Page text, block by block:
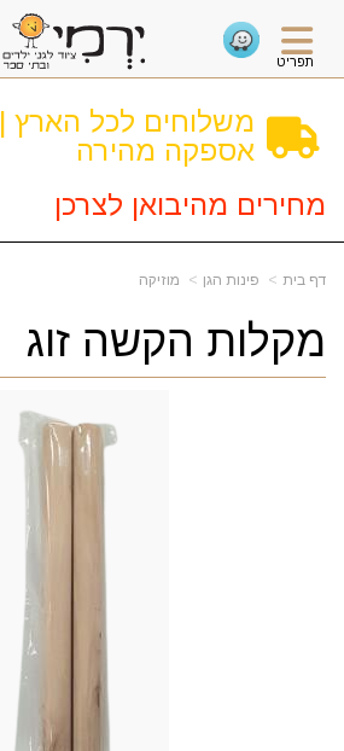
תפריט
משלוחים לכל הארץ |
אספקה מהירה
מחירים מהיבואן לצרכן
דף בית פינות הגן מוזיקה
מקלות הקשה זוג